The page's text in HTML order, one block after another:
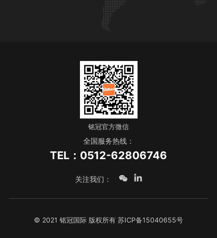
铭冠官方微信
全国服务热线：
TEL：0512-62806746
关注我们：
© 2021 铭冠国际 版权所有 苏ICP备15040655号